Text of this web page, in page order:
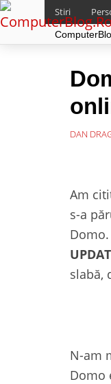
Stiri
DAN
Am
s-a
slabă,
N-am
Domo